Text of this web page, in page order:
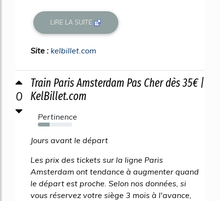
LIRE LA SUITE
Site : kelbillet.com
0
Train Paris Amsterdam Pas Cher dès 35€ |
KelBillet.com
Pertinence
34%
Jours avant le départ
Les prix des tickets sur la ligne Paris
Amsterdam ont tendance à augmenter quand
le départ est proche. Selon nos données, si
vous réservez votre siège 3 mois à l'avance,